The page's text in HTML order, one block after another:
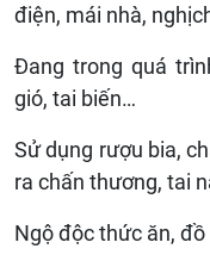
điện, mái nhà,
Đang trong quá
gió, tai biến…
Sử dụng rượu bia,
ra chấn thương, tai
Ngộ độc thức ăn, đồ